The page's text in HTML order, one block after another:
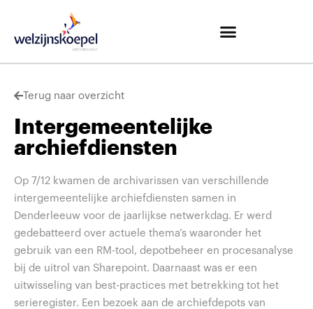
Terug naar overzicht
Intergemeentelijke
archiefdiensten
Op 7/12 kwamen de archivarissen van verschillende
intergemeentelijke archiefdiensten samen in
Denderleeuw voor de jaarlijkse netwerkdag. Er werd
gedebatteerd over actuele thema’s waaronder het
gebruik van een RM-tool, depotbeheer en procesanalyse
bij de uitrol van Sharepoint. Daarnaast was er een
uitwisseling van best-practices met betrekking tot het
serieregister. Een bezoek aan de archiefdepots van